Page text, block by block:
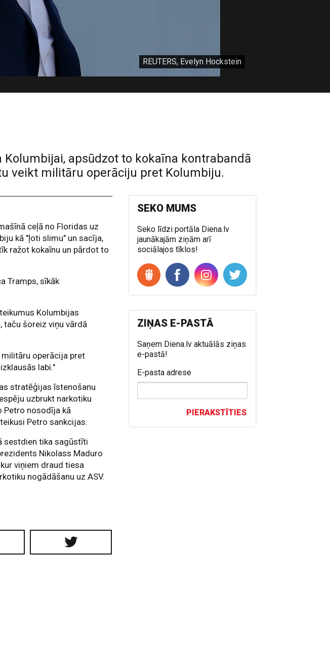
REUTERS, Evelyn Hockstein
apsūdzot to kokaīna kontrabandā
veikt militāru operāciju pret Kolumbiju.
ceļā no Floridas uz
kā "ļoti slimu" un sacīja,
ražot kokaīnu un pārdot to
Tramps, sīkāk
Kolumbijas
taču šoreiz viņu vārdā
militāru operācija pret
labi."
stratēģijas īstenošanu
uzbrukt narkotiku
Petro nosodīja kā
Petro sankcijas.
sestdien tika sagūstīti
Nikolass Maduro
viņiem draud tiesa
nogādāšanu uz ASV.
SEKO MUMS
Seko līdzi portāla Diena.lv
jaunākajām ziņām arī
sociālajos tīklos!
ZIŅAS E-PASTĀ
Saņem Diena.lv aktuālās ziņas
e-pastā!
E-pasta adrese
PIERAKSTĪTIES